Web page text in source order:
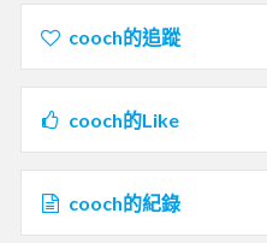
cooch的追蹤
cooch的Like
cooch的紀錄